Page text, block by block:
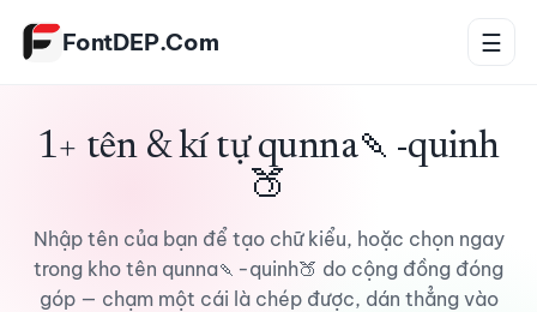
FontDEP.Com ☰
1+ tên & kí tự qunna🍡-quinh
🍑
Nhập tên của bạn để tạo chữ kiểu, hoặc chọn ngay
trong kho tên qunna🍡-quinh🍑 do cộng đồng đóng
góp — chạm một cái là chép được, dán thẳng vào